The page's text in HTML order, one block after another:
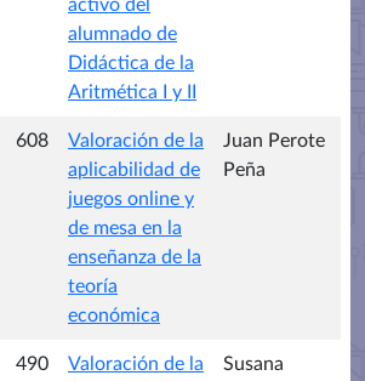
activo del
alumnado de
Didáctica de la
Aritmética I y II
608
Valoración de la
aplicabilidad de
juegos online y
de mesa en la
enseñanza de la
teoría
económica
Juan Perote
Peña
490
Valoración de la
Susana